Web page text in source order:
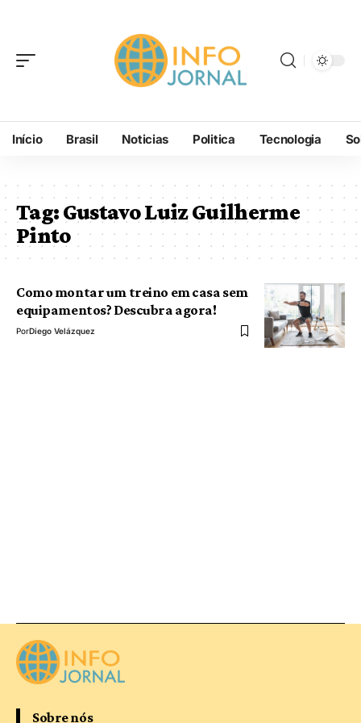
Início Brasil Noticias Politica Tecnologia
Tag:Gustavo Luiz Guilherme
Pinto
Como montar um treino em casa sem
equipamentos? Descubra agora!
PorDiego Velázquez
Sobre nós